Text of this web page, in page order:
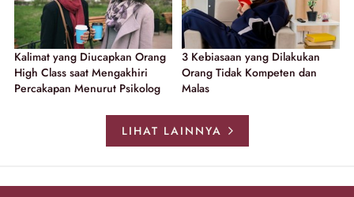
Kalimat yang Diucapkan Orang
High Class saat Mengakhiri
Percakapan Menurut Psikolog
3 Kebiasaan yang Dilakukan
Orang Tidak Kompeten dan
Malas
LIHAT LAINNYA